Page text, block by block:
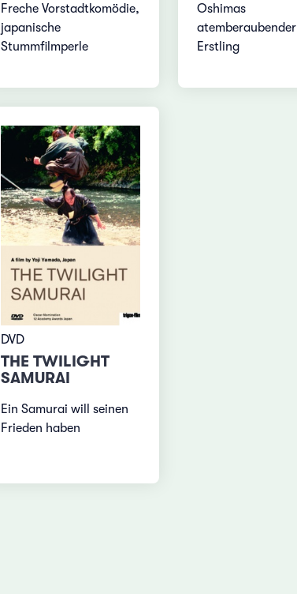
Freche Vorstadtkomödie,
japanische
Stummfilmperle
Oshimas
atemberaubender
Erstling
DVD
THE TWILIGHT
SAMURAI
Ein Samurai will seinen
Frieden haben